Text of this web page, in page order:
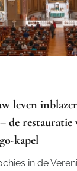
leven
de restauratie
kapel
in de